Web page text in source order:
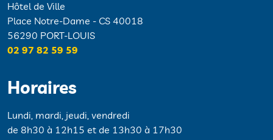
Hôtel de Ville
Place Notre-Dame - CS 40018
56290 PORT-LOUIS
02 97 82 59 59
Horaires
Lundi, mardi, jeudi, vendredi
de 8h30 à 12h15 et de 13h30 à 17h30